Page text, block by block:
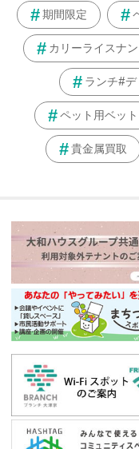
期間限定
カリーライスナン
ランチ#デ
ペット用ベット
貴金属買取